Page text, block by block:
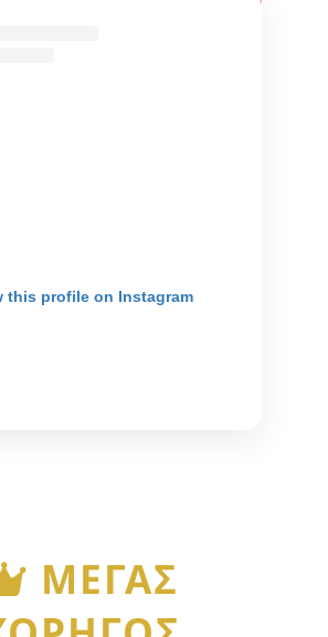
this profile on Instagram